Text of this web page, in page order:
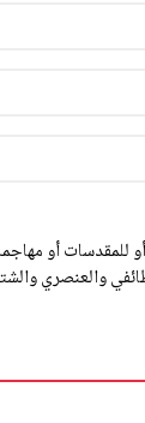
أو
والعنصري